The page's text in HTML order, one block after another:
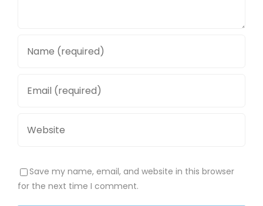
Save my name, email, and website in this browser
for the next time I comment.